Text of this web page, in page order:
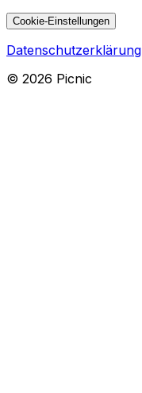
Cookie-Einstellungen
Datenschutzerklärung
© 2026 Picnic